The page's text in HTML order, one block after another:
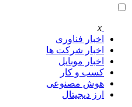
x
اخبار فناوری
اخبار شرکت ها
اخبار موبایل
کسب و کار
هوش مصنوعی
ارز دیجیتال